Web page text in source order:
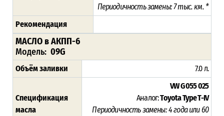
Периодичность замены: 7 тыс. км. *
Рекомендация
МАСЛО в АКПП-6
Модель: 09G
Объём заливки 7.0 л.
Спецификация
масла
VW G 055 025
Аналог:Toyota Type T-IV
Периодичность замены: 4 года или 60